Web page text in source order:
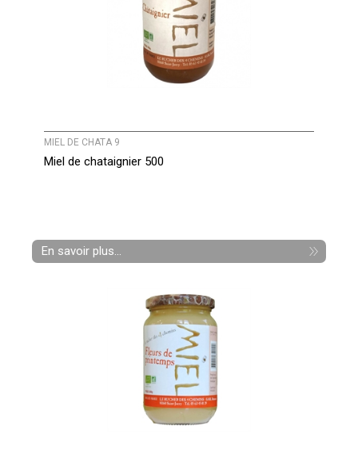
MIEL DE CHATA 9
Miel de chataignier 500
En savoir plus...